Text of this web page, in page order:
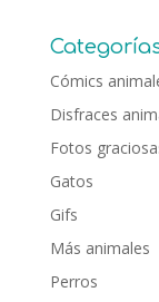
Cómics
Disfraces
Fotos
Gatos
Gifs
Más animales
Perros